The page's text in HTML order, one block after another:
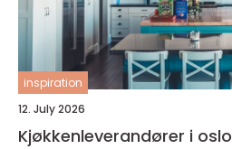
inspiration
12. July 2026
Kjøkkenleverandører i oslo slik velger du riktig